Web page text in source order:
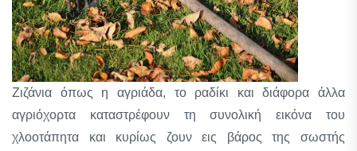
Ζιζάνια όπως η αγριάδα, το ραδίκι και διάφορα άλλα
αγριόχορτα καταστρέφουν τη συνολική εικόνα του
χλοοτάπητα και κυρίως ζουν εις βάρος της σωστής